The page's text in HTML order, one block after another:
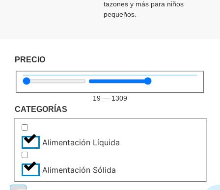
tazones y más para niños
pequeños.
PRECIO
19 — 1309
CATEGORÍAS
Alimentación Líquida
Alimentación Sólida